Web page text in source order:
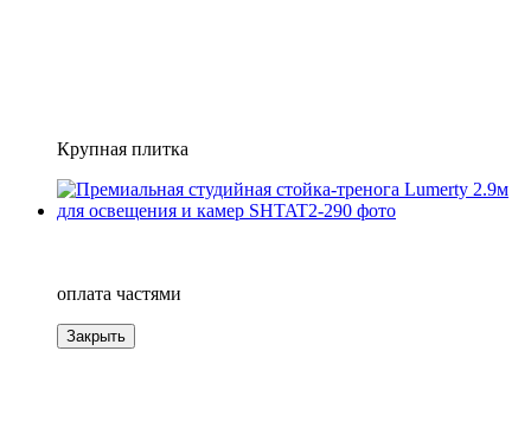
Крупная плитка
оплата частями
Закрыть